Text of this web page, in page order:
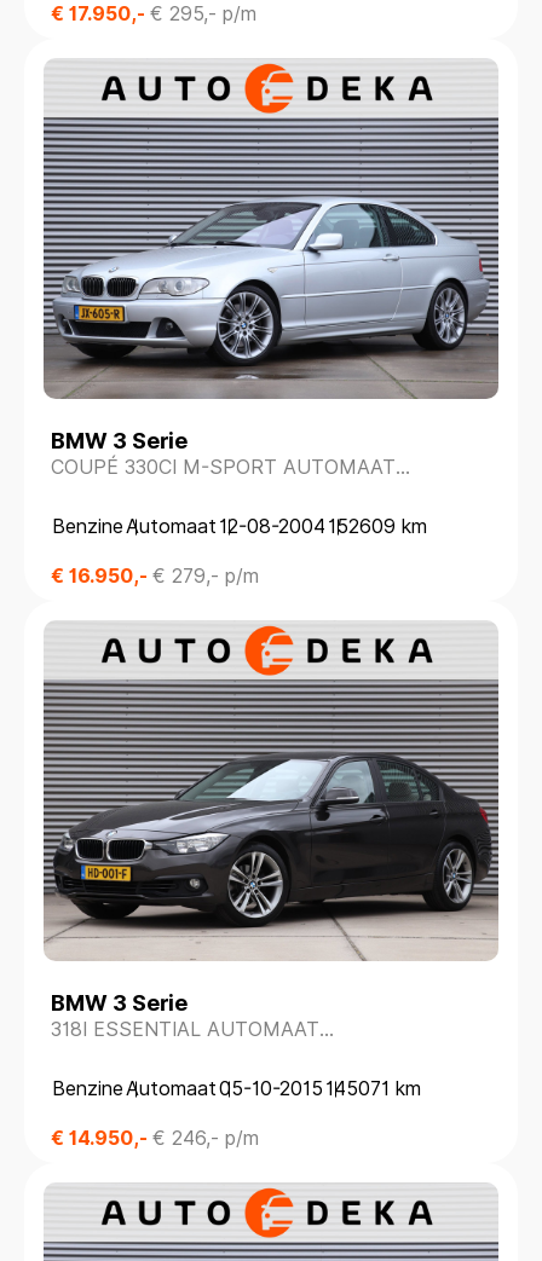
€ 17.950,- € 295,- p/m
BMW 3 Serie
COUPÉ 330CI M-SPORT AUTOMAAT
BenzineAutomaat 12-08-2004 152609 km
€ 16.950,- € 279,- p/m
BMW 3 Serie
318I ESSENTIAL AUTOMAAT
BenzineAutomaat05-10-2015 145071 km
€ 14.950,- € 246,- p/m